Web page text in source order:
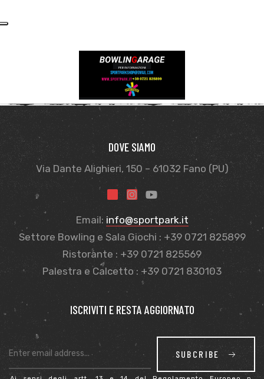
DOVE SIAMO
Via Dante Alighieri, 150 – 61032 Fano (PU)
Email: info@sportpark.it
Settore Bowling e Sala Giochi : +39 0721 825899
Ristorante : +39 0721 825569
Palestra e Calcetto : +39 0721 830103
ISCRIVITI E RESTA AGGIORNATO
SUBCRIBE